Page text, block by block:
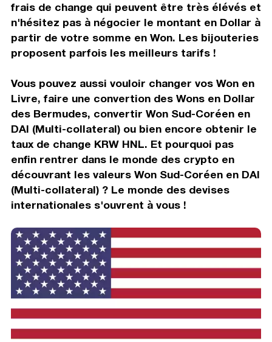
frais de change qui peuvent être très élévés et
n'hésitez pas à négocier le montant en Dollar à
partir de votre somme en Won. Les bijouteries
proposent parfois les meilleurs tarifs !
Vous pouvez aussi vouloir changer vos Won en
Livre, faire une convertion des Wons en Dollar
des Bermudes, convertir Won Sud-Coréen en
DAI (Multi-collateral) ou bien encore obtenir le
taux de change KRW HNL. Et pourquoi pas
enfin rentrer dans le monde des crypto en
découvrant les valeurs Won Sud-Coréen en DAI
(Multi-collateral) ? Le monde des devises
internationales s'ouvrent à vous !